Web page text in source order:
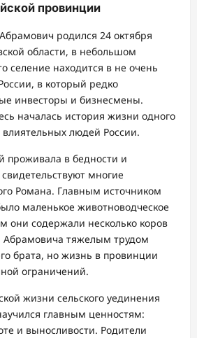
провинции
родился 24 октября
области, в небольшом
селение находится в не очень
в который редко
инвесторы и бизнесмены.
началась история жизни одного
людей России.
проживала в бедности и
многие
Романа. Главным источником
маленькое животноводческое
они содержали несколько коров
Абрамовича тяжелым трудом
брата, но жизнь в провинции
ограничений.
жизни сельского уединения
главным ценностям:
и выносливости. Родители